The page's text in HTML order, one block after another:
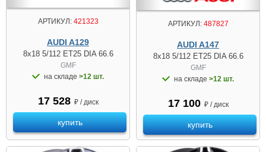
АРТИКУЛ:421323
AUDI A129
8x18 5/112 ET25 DIA 66.6
GMF
на складе >12 шт.
17 528 ₽ / диск
купить
АРТИКУЛ:487827
AUDI A147
8x18 5/112 ET25 DIA 66.6
GMF
на складе >12 шт.
17 100 ₽ / диск
купить